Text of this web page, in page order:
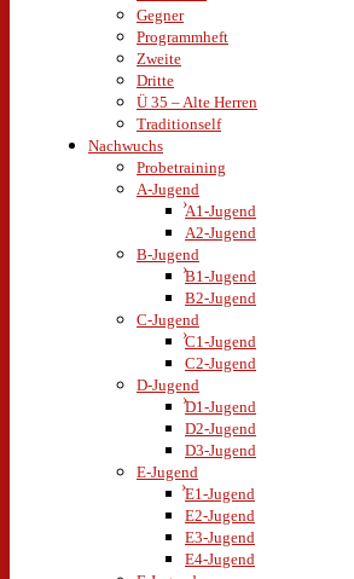
Gegner
Programmheft
Zweite
Dritte
Ü 35 – Alte Herren
Traditionself
Nachwuchs
Probetraining
A-Jugend
A1-Jugend
A2-Jugend
B-Jugend
B1-Jugend
B2-Jugend
C-Jugend
C1-Jugend
C2-Jugend
D-Jugend
D1-Jugend
D2-Jugend
D3-Jugend
E-Jugend
E1-Jugend
E2-Jugend
E3-Jugend
E4-Jugend